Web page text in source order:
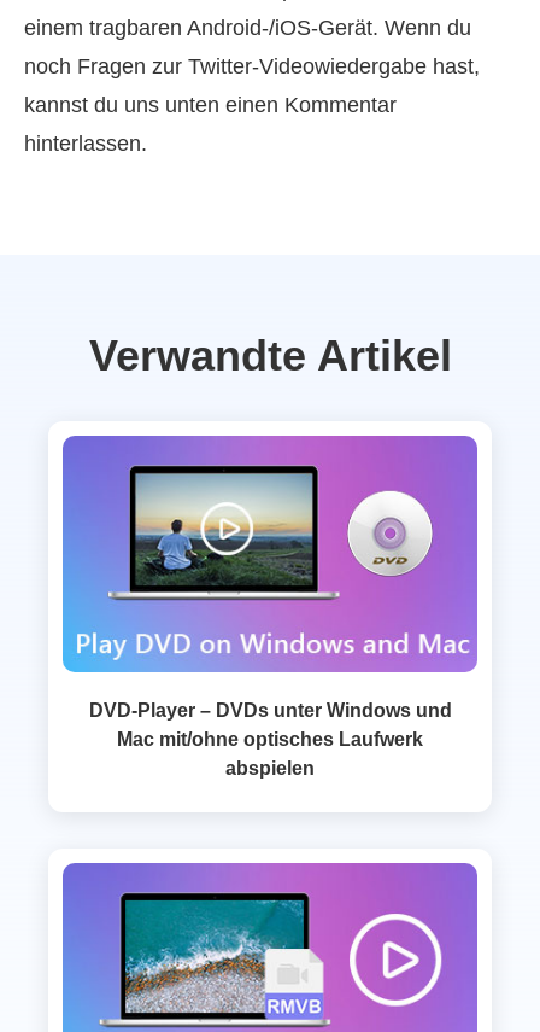
einem tragbaren Android‑/iOS‑Gerät. Wenn du
noch Fragen zur Twitter‑Videowiedergabe hast,
kannst du uns unten einen Kommentar
hinterlassen.
Verwandte Artikel
DVD-Player – DVDs unter Windows und
Mac mit/ohne optisches Laufwerk
abspielen